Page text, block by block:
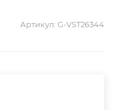
Артикул: G-VST26344